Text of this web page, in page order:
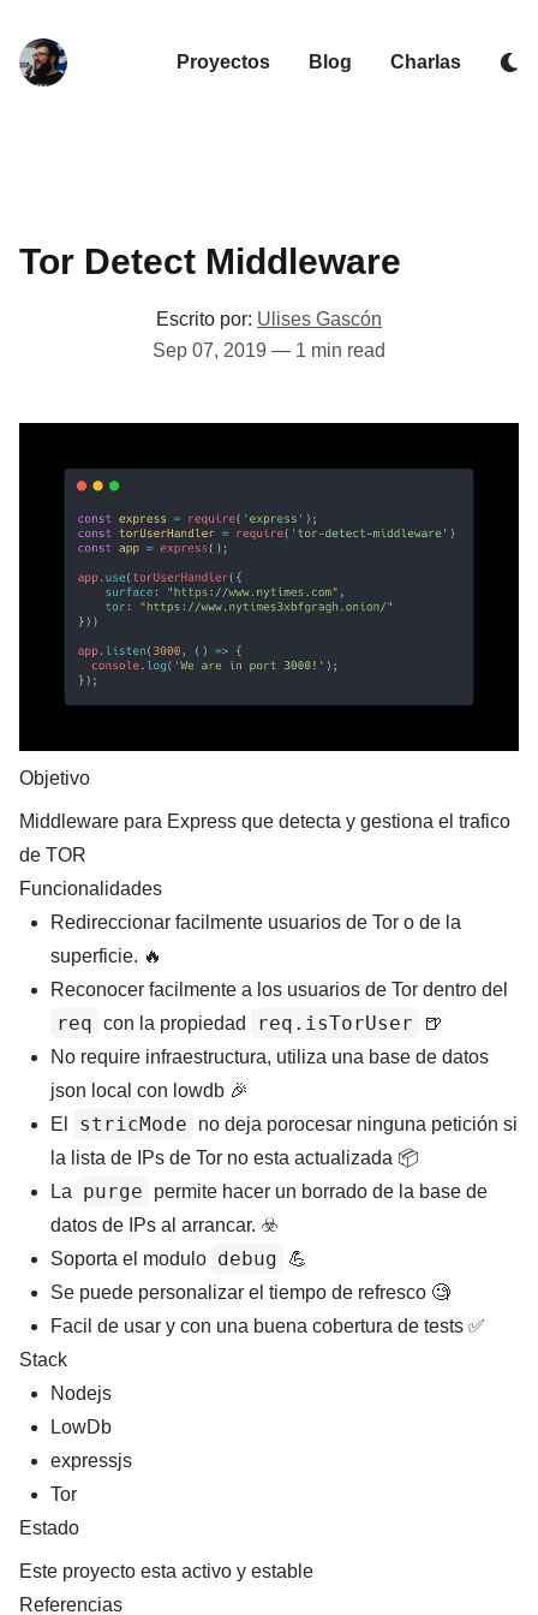
Proyectos Blog Charlas
Tor Detect Middleware
Escrito por: Ulises Gascón
Sep 07, 2019 — 1 min read
Objetivo
Middleware para Express que detecta y gestiona el trafico
de TOR
Funcionalidades
Redireccionar facilmente usuarios de Tor o de la
superficie. 🔥
Reconocer facilmente a los usuarios de Tor dentro del
req con la propiedad req.isTorUser
🍺
No require infraestructura, utiliza una base de datos
json local con lowdb 🎉
El
stricMode
no deja porocesar ninguna petición si
la lista de IPs de Tor no esta actualizada 📦
La
purge
permite hacer un borrado de la base de
datos de IPs al arrancar. ☣️
Soporta el modulo debug
💪
Se puede personalizar el tiempo de refresco 🧐
Facil de usar y con una buena cobertura de tests ✅
Stack
Nodejs
LowDb
expressjs
Tor
Estado
Este proyecto esta activo y estable
Referencias